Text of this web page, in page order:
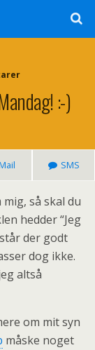
:-)
SMS
så skal du
hedder “Jeg
der godt
dog ikke.
altså
om mit syn
måske noget